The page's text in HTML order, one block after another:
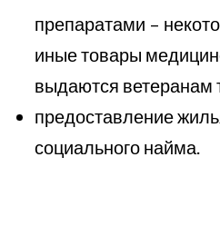
препаратами –
иные товары
выдаются ветеранам
предоставление
социального найма.